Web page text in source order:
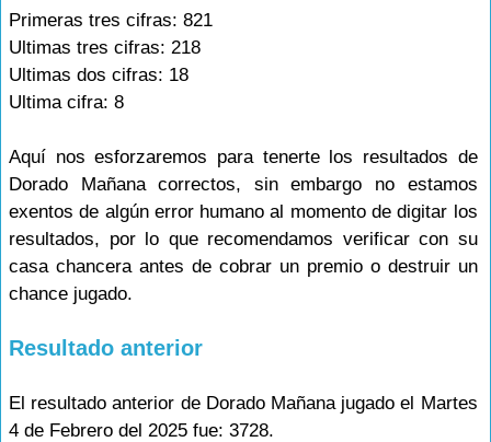
Primeras tres cifras: 821
Ultimas tres cifras: 218
Ultimas dos cifras: 18
Ultima cifra: 8
Aquí nos esforzaremos para tenerte los resultados de
Dorado Mañana correctos, sin embargo no estamos
exentos de algún error humano al momento de digitar los
resultados, por lo que recomendamos verificar con su
casa chancera antes de cobrar un premio o destruir un
chance jugado.
Resultado anterior
El resultado anterior de Dorado Mañana jugado el Martes
4 de Febrero del 2025 fue: 3728.